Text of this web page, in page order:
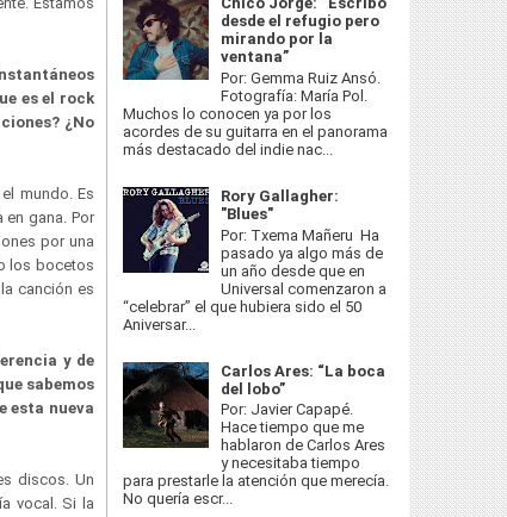
es el rock
¿No
mundo. Es
gana. Por
por una
los bocetos
canción es
y de
sabemos
esta nueva
discos. Un
vocal. Si la
desde el refugio pero
mirando por la
ventana”
Por: Gemma Ruiz Ansó.
Fotografía: María Pol.
Muchos lo conocen ya por los
acordes de su guitarra en el panorama
más destacado del indie nac...
Rory Gallagher:
"Blues"
Por: Txema Mañeru Ha
pasado ya algo más de
un año desde que en
Universal comenzaron a
“celebrar” el que hubiera sido el 50
Aniversar...
Carlos Ares: “La boca
del lobo”
Por: Javier Capapé.
Hace tiempo que me
hablaron de Carlos Ares
y necesitaba tiempo
para prestarle la atención que merecía.
No quería escr...